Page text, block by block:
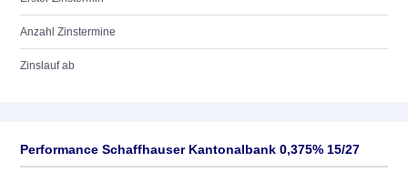
Anzahl Zinstermine
Zinslauf ab
Performance Schaffhauser Kantonalbank 0,375% 15/27